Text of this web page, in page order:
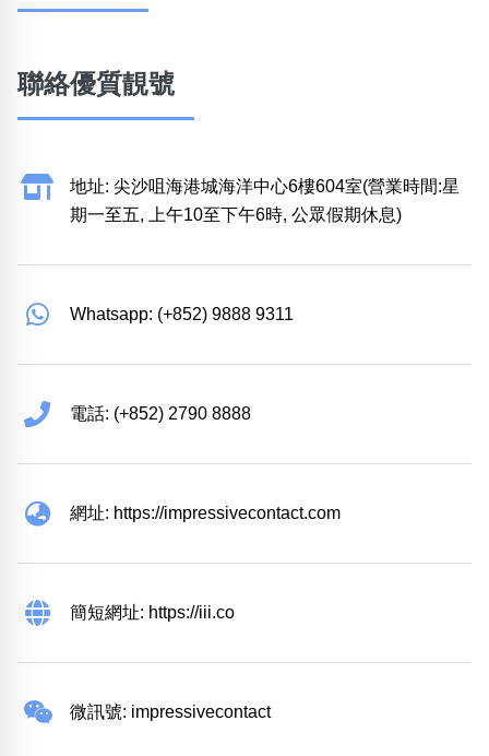
聯絡優質靚號
地址: 尖沙咀海港城海洋中心6樓604室(營業時間:星
期一至五, 上午10至下午6時, 公眾假期休息)
Whatsapp: (+852) 9888 9311
電話: (+852) 2790 8888
網址: https://impressivecontact.com
簡短網址: https://iii.co
微訊號: impressivecontact